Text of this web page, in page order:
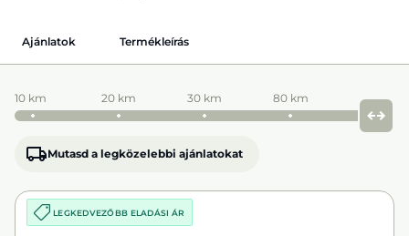
Ajánlatok Termékleírás
10 km 20 km 30 km 80 km
Mutasd a legközelebbi ajánlatokat
LEGKEDVEZŐBB ELADÁSI ÁR